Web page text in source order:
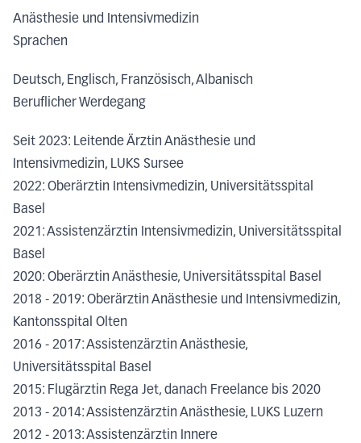
Anästhesie und Intensivmedizin
Sprachen
Deutsch, Englisch, Französisch, Albanisch
Beruflicher Werdegang
Seit 2023: Leitende Ärztin Anästhesie und
Intensivmedizin, LUKS Sursee
2022: Oberärztin Intensivmedizin, Universitätsspital
Basel
2021: Assistenzärztin Intensivmedizin, Universitätsspital
Basel
2020: Oberärztin Anästhesie, Universitätsspital Basel
2018 - 2019: Oberärztin Anästhesie und Intensivmedizin,
Kantonsspital Olten
2016 - 2017: Assistenzärztin Anästhesie,
Universitätsspital Basel
2015: Flugärztin Rega Jet, danach Freelance bis 2020
2013 - 2014: Assistenzärztin Anästhesie, LUKS Luzern
2012 - 2013: Assistenzärztin Innere